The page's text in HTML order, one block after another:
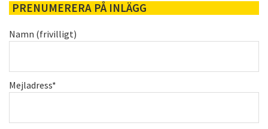
PRENUMERERA PÅ INLÄGG
Namn (frivilligt)
Mejladress*